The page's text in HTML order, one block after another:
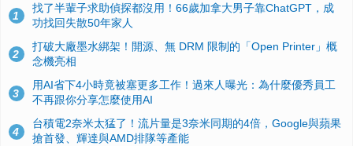
1
找了半輩子求助偵探都沒用！66歲加拿大男子靠ChatGPT，成
功找回失散50年家人
2
打破大廠墨水綁架！開源、無 DRM 限制的「Open Printer」概
念機亮相
3
用AI省下4小時竟被塞更多工作！過來人曝光：為什麼優秀員工
不再跟你分享怎麼使用AI
4
台積電2奈米太猛了！流片量是3奈米同期的4倍，Google與蘋果
搶首發、輝達與AMD排隊等產能